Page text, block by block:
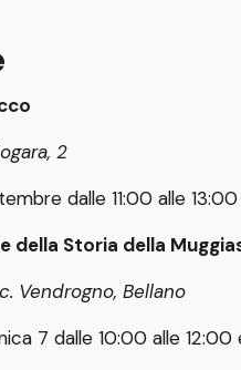
2
dalle 11:00 alle 13:00
della Storia della
Vendrogno, Bellano
7 dalle 10:00 alle 12:00